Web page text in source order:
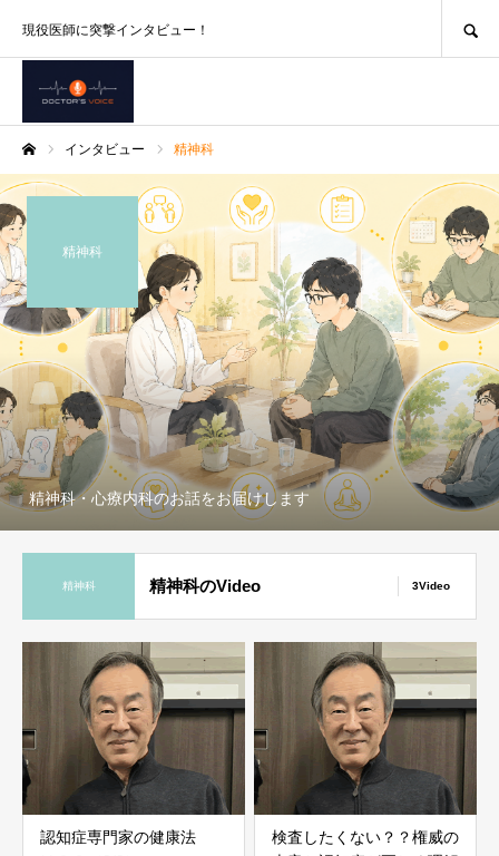
現役医師に突撃インタビュー！
インタビュー 精神科
精神科
精神科・心療内科のお話をお届けします
精神科 精神科のVideo 3Video
認知症専門家の健康法
検査したくない？？権威の